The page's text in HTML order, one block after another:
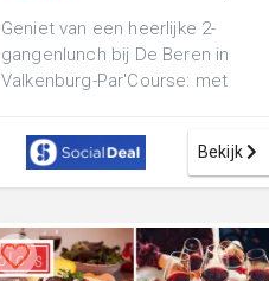
Geniet van een heerlijke 2-
gangenlunch bij De Beren in
Valkenburg-Par'Course: met
een hoofdger...
Bekijk